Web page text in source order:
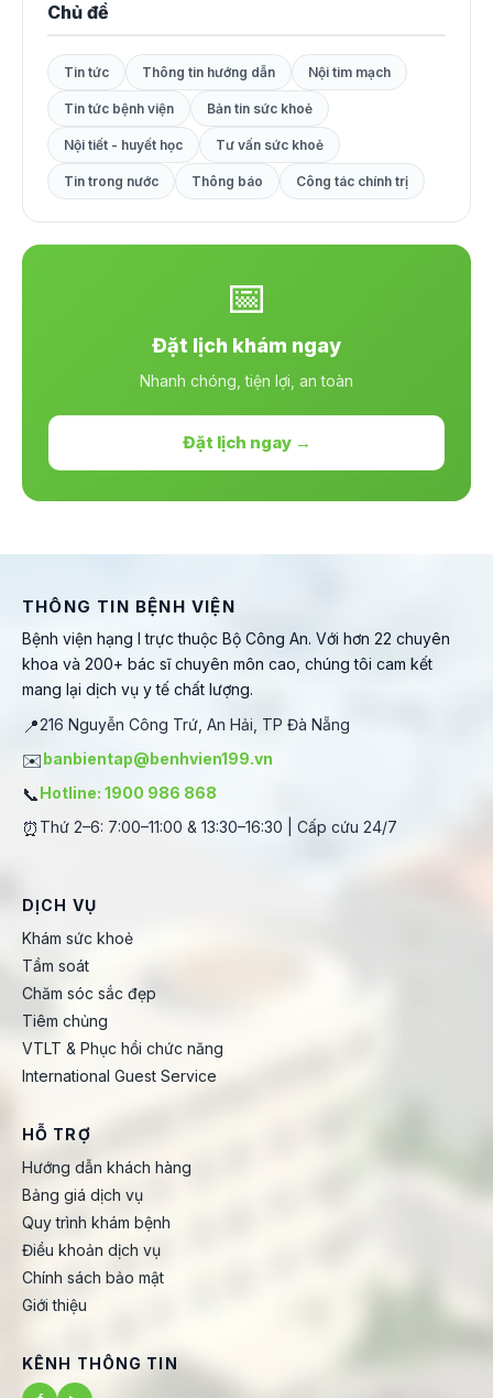
Chủ đề
Tin tức Thông tin hướng dẫn Nội tim mạch
Tin tức bệnh viện Bản tin sức khoẻ
Nội tiết - huyết học Tư vấn sức khoẻ
Tin trong nước Thông báo Công tác chính trị
📅
Đặt lịch khám ngay
Nhanh chóng, tiện lợi, an toàn
Đặt lịch ngay →
THÔNG TIN BỆNH VIỆN
Bệnh viện hạng I trực thuộc Bộ Công An. Với hơn 22 chuyên
khoa và 200+ bác sĩ chuyên môn cao, chúng tôi cam kết
mang lại dịch vụ y tế chất lượng.
📍216 Nguyễn Công Trứ, An Hải, TP Đà Nẵng
✉️banbientap@benhvien199.vn
📞Hotline: 1900 986 868
⏰ Thứ 2–6: 7:00–11:00 & 13:30–16:30 | Cấp cứu 24/7
DỊCH VỤ
Khám sức khoẻ
Tầm soát
Chăm sóc sắc đẹp
Tiêm chủng
VTLT & Phục hồi chức năng
International Guest Service
HỖ TRỢ
Hướng dẫn khách hàng
Bảng giá dịch vụ
Quy trình khám bệnh
Điều khoản dịch vụ
Chính sách bảo mật
Giới thiệu
KÊNH THÔNG TIN